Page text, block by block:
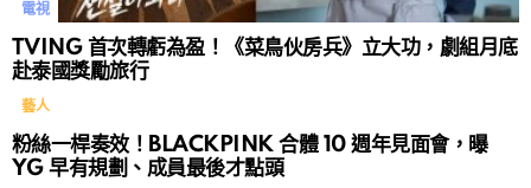
電視
TVING 首次轉虧為盈！《菜鳥伙房兵》立大功，劇組月底
赴泰國獎勵旅行
藝人
粉絲一桿奏效！BLACKPINK 合體 10 週年見面會，曝
YG 早有規劃、成員最後才點頭